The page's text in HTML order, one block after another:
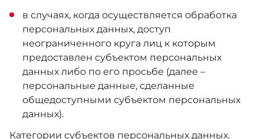
в случаях, когда осуществляется обработка
персональных данных, доступ
неограниченного круга лиц к которым
предоставлен субъектом персональных
данных либо по его просьбе (далее –
персональные данные, сделанные
общедоступными субъектом персональных
данных).
Категории субъектов персональных данных.